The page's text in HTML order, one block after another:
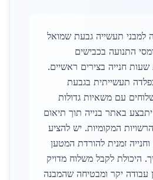
למבני תעשייה גבעת שמואל
התנועה בכבישים
שעות חנייה בצירים ראשיים.
תעשייתית בגבעת
עם משאיות גדולות
באתר בנייה תוך תיאום
המקומיות. יש להציע
זמנית להורדת המטען
היכולת לקבל משלוח מדויק
עבודה יקר ומבטיחה שהמבנה